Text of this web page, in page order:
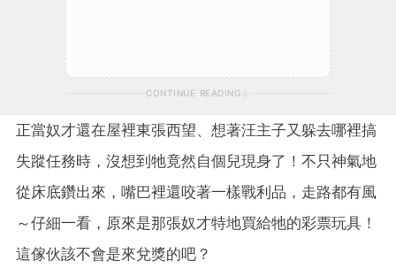
CONTINUE READING
正當奴才還在屋裡東張西望、想著汪主子又躲去哪裡搞
失蹤任務時，沒想到牠竟然自個兒現身了！不只神氣地
從床底鑽出來，嘴巴裡還咬著一樣戰利品，走路都有風
～仔細一看，原來是那張奴才特地買給牠的彩票玩具！
這傢伙該不會是來兌獎的吧？